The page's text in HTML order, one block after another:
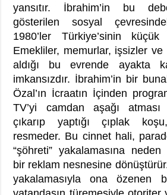
yansıtır. İbrahim’in bu
gösterilen sosyal
1980’ler Türkiye’sinin
Emekliler, memurlar, işsizler
aldığı bu evrende ayakta
imkansızdır. İbrahim’in bir
Özal’ın İcraatın İçinden
TV’yi camdan aşağı
çıkarıp yaptığı çıplak
resmeder. Bu cinnet hali,
“şöhreti” yakalamasına
bir reklam nesnesine
yakalamasıyla ona özenen